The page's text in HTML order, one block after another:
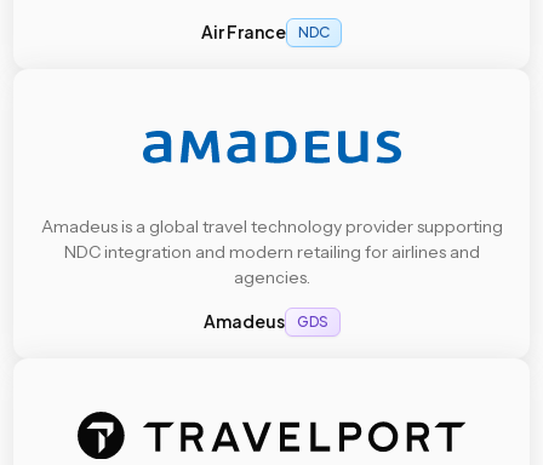
Air France NDC
Amadeus is a global travel technology provider supporting
NDC integration and modern retailing for airlines and
agencies.
Amadeus GDS